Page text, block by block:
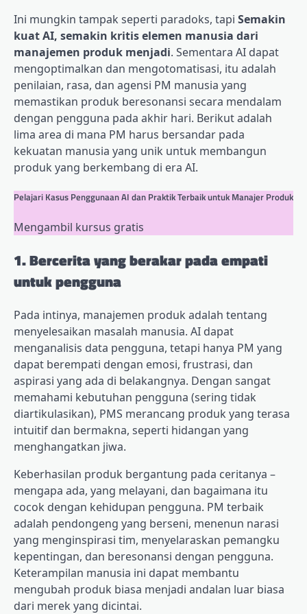
Ini mungkin tampak seperti paradoks, tapi Semakin
kuat AI, semakin kritis elemen manusia dari
manajemen produk menjadi. Sementara AI dapat
mengoptimalkan dan mengotomatisasi, itu adalah
penilaian, rasa, dan agensi PM manusia yang
memastikan produk beresonansi secara mendalam
dengan pengguna pada akhir hari. Berikut adalah
lima area di mana PM harus bersandar pada
kekuatan manusia yang unik untuk membangun
produk yang berkembang di era AI.
Pelajari Kasus Penggunaan AI dan Praktik Terbaik untuk Manajer Produk
Mengambil kursus gratis
1. Bercerita yang berakar pada empati
untuk pengguna
Pada intinya, manajemen produk adalah tentang
menyelesaikan masalah manusia. AI dapat
menganalisis data pengguna, tetapi hanya PM yang
dapat berempati dengan emosi, frustrasi, dan
aspirasi yang ada di belakangnya. Dengan sangat
memahami kebutuhan pengguna (sering tidak
diartikulasikan), PMS merancang produk yang terasa
intuitif dan bermakna, seperti hidangan yang
menghangatkan jiwa.
Keberhasilan produk bergantung pada ceritanya –
mengapa ada, yang melayani, dan bagaimana itu
cocok dengan kehidupan pengguna. PM terbaik
adalah pendongeng yang berseni, menenun narasi
yang menginspirasi tim, menyelaraskan pemangku
kepentingan, dan beresonansi dengan pengguna.
Keterampilan manusia ini dapat membantu
mengubah produk biasa menjadi andalan luar biasa
dari merek yang dicintai.